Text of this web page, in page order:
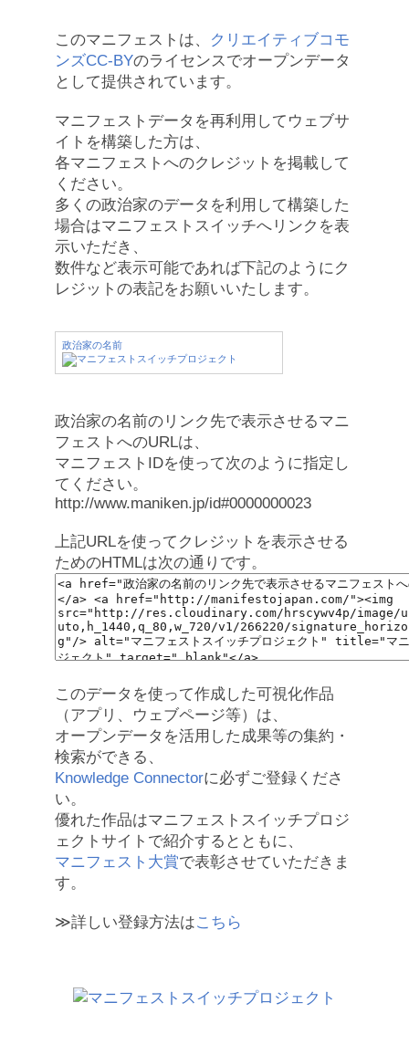
このマニフェストは、
クリエイティブコモ
ンズCC-BYのライセンスでオープンデータ
として提供されています。
マニフェストデータを再利用してウェブサ
イトを構築した方は、
各マニフェストへのクレジットを掲載して
ください。
多くの政治家のデータを利用して構築した
場合はマニフェストスイッチへリンクを表
示いただき、
数件など表示可能であれば下記のようにク
レジットの表記をお願いいたします。
政治家の名前
政治家の名前のリンク先で表示させるマニ
フェストへのURLは、
マニフェストIDを使って次のように指定し
てください。
http://www.maniken.jp/id#0000000023
上記URLを使ってクレジットを表示させる
ためのHTMLは次の通りです。
このデータを使って作成した可視化作品
（アプリ、ウェブページ等）は、
オープンデータを活用した成果等の集約・
検索ができる、
Knowledge Connectorに必ずご登録くださ
い。
優れた作品はマニフェストスイッチプロジ
ェクトサイトで紹介するとともに、
マニフェスト大賞で表彰させていただきま
す。
≫詳しい登録方法はこちら